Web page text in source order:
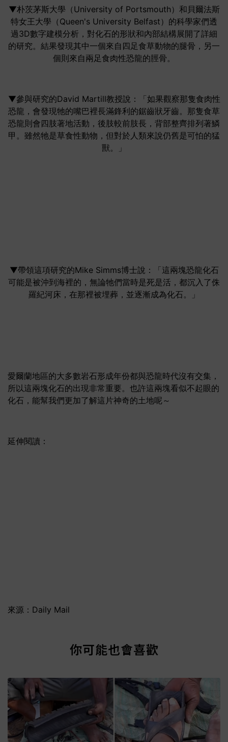
▼朴茨茅斯大學（University of Portsmouth）和貝爾法斯
特女王大學（Queen's University Belfast）的科學家們透
過3D數字建模分析，對化石的形狀和內部結構展開了詳細
的研究。結果發現其中一個來自四足食草動物的腿骨，另一
個則來自兩足食肉性恐龍的脛骨。
▼參與研究的David Martill教授說：「如果觀察那隻食肉性
恐龍，會發現牠的嘴巴裡長滿鋒利的鋸齒狀牙齒。那隻食草
恐龍則會四肢著地活動，後肢較前肢長，背部整齊排列著鱗
甲。雖然牠是草食性動物，但對於人類來說仍舊是可怕的猛
獸。」
▼帶領這項研究的Mike Simms博士說：「這兩塊恐龍化石
可能是被沖到海裡的，無論牠們當時是死是活，都沉入了侏
羅紀河床，在那裡被埋葬，並逐漸成為化石。」
愛爾蘭地區的大多數岩石形成年份都與恐龍時代沒有交集，
所以這兩塊化石的出現非常重要。也許這兩塊看似不起眼的
化石，能幫我們更加了解這片神奇的土地呢～
延伸閱讀：
來源：Daily Mail
你可能也會喜歡